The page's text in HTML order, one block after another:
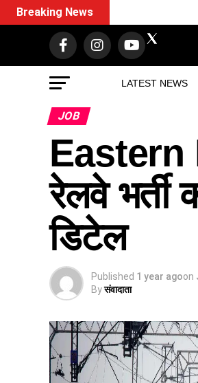
LATEST NEWS
Breaking News
JOB
Eastern
रेलवे भर्ती
डिटेल
Published 1 year agoon
Byसंवादाता